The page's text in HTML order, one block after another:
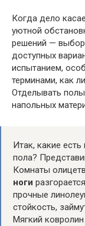
Когда дело
уютной
решений — выбор
доступных
испытанием,
терминами, как
Отделывать
напольных
Итак, какие
пола?
Комнаты
ноги
прочные
стойкость,
Мягкий